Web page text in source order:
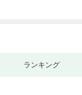
ランキング